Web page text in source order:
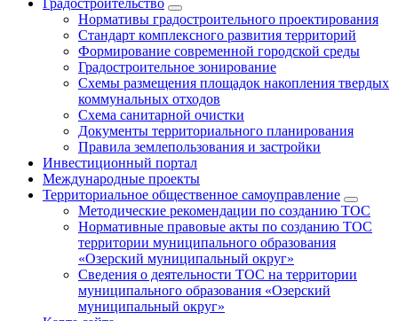
Градостроительство
Нормативы градостроительного проектирования
Стандарт комплексного развития территорий
Формирование современной городской среды
Градостроительное зонирование
Схемы размещения площадок накопления твердых
коммунальных отходов
Схема санитарной очистки
Документы территориального планирования
Правила землепользования и застройки
Инвестиционный портал
Международные проекты
Территориальное общественное самоуправление
Методические рекомендации по созданию ТОС
Нормативные правовые акты по созданию ТОС
территории муниципального образования
«Озерский муниципальный округ»
Сведения о деятельности ТОС на территории
муниципального образования «Озерский
муниципальный округ»